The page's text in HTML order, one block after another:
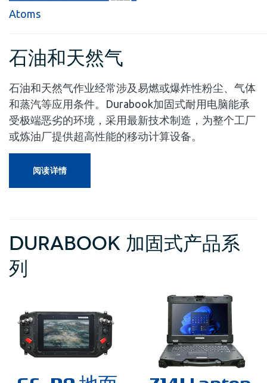
Atoms
石油和天然气
石油和天然气作业经常涉及易燃或爆炸性粉尘、气体
和蒸汽等应用条件。Durabook加固式耐用电脑能承
受极端恶劣的环境，采用最新技术制造，为整个工厂
或炼油厂提供超高性能的移动计算设备。
阅读详情
DURABOOK 加固式产品系
列